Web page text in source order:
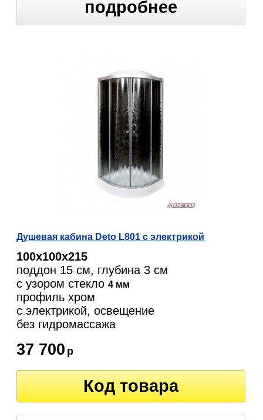
подробнее
Душевая кабина Deto L801 с электрикой
100х100х215
поддон 15 см, глубина 3 см
с узором стекло4 мм
профиль хром
с электрикой, освещение
без гидромассажа
37 700 р
Код товара